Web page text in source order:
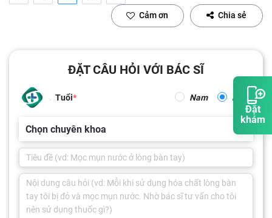
Đặt
khám
Cảm ơn Chia sẻ
ĐẶT CÂU HỎI VỚI BÁC SĨ
Tuổi Nam Nữ
Chọn chuyên khoa